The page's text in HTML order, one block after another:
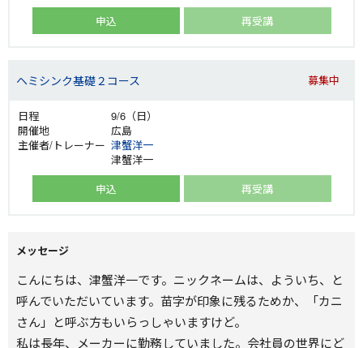
申込
再受講
ヘミシンク基礎２コース 募集中
9/6（日）
広島
津蟹洋一
津蟹洋一
申込
再受講
メッセージ
こんにちは、津蟹洋一です。ニックネームは、よういち、と
呼んでいただいています。苗字が印象に残るためか、「カニ
さん」と呼ぶ方もいらっしゃいますけど。
私は長年、メーカーに勤務していました。会社員の世界にど